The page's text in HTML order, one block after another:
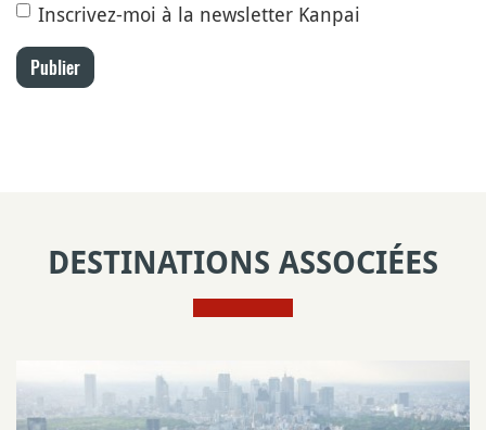
Inscrivez-moi à la newsletter Kanpai
Publier
DESTINATIONS ASSOCIÉES